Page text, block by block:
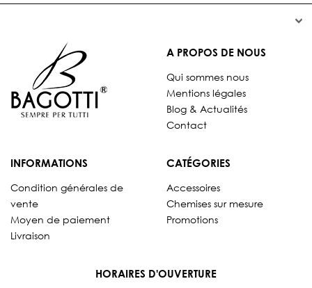


A PROPOS DE NOUS
Qui sommes nous
Mentions légales
Blog & Actualités
Contact
INFORMATIONS
Condition générales de
vente
Moyen de paiement
Livraison
CATÉGORIES
Accessoires
Chemises sur mesure
Promotions
HORAIRES D'OUVERTURE